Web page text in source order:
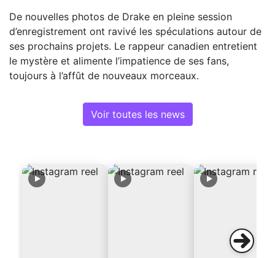
De nouvelles photos de Drake en pleine session
d’enregistrement ont ravivé les spéculations autour de
ses prochains projets. Le rappeur canadien entretient
le mystère et alimente l’impatience de ses fans,
toujours à l’affût de nouveaux morceaux.
Voir toutes les news